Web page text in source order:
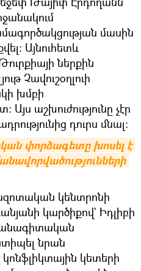
մասին
Այնուհետև
ներքին
Չավուշօղլուի
խմբի
աշխուժությունը չէր
դուրս մնալ։
փորձագետը խոսել է
կենտրոնի
կարծիքով` Իդլիբի
նրան
կետերի